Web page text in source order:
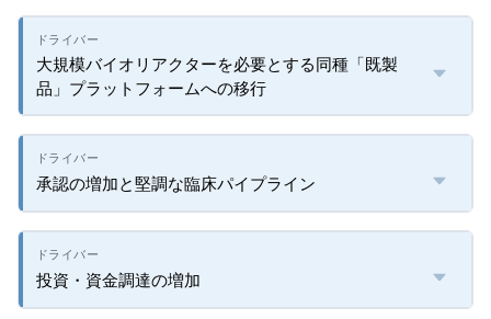
大規模バイオリアクターを必要とする同種「既製
品」プラットフォームへの移行
承認の増加と堅調な臨床パイプライン
投資・資金調達の増加